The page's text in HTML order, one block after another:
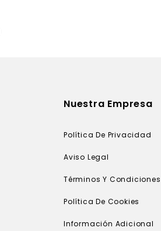
Nuestra Empresa
Política De Privacidad
Aviso Legal
Términos Y Condiciones
Política De Cookies
Información Adicional